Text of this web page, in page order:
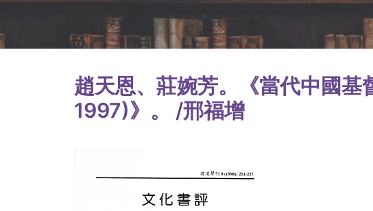
趙天恩、莊婉芳。《當代中國
1997)》。 /邢福增